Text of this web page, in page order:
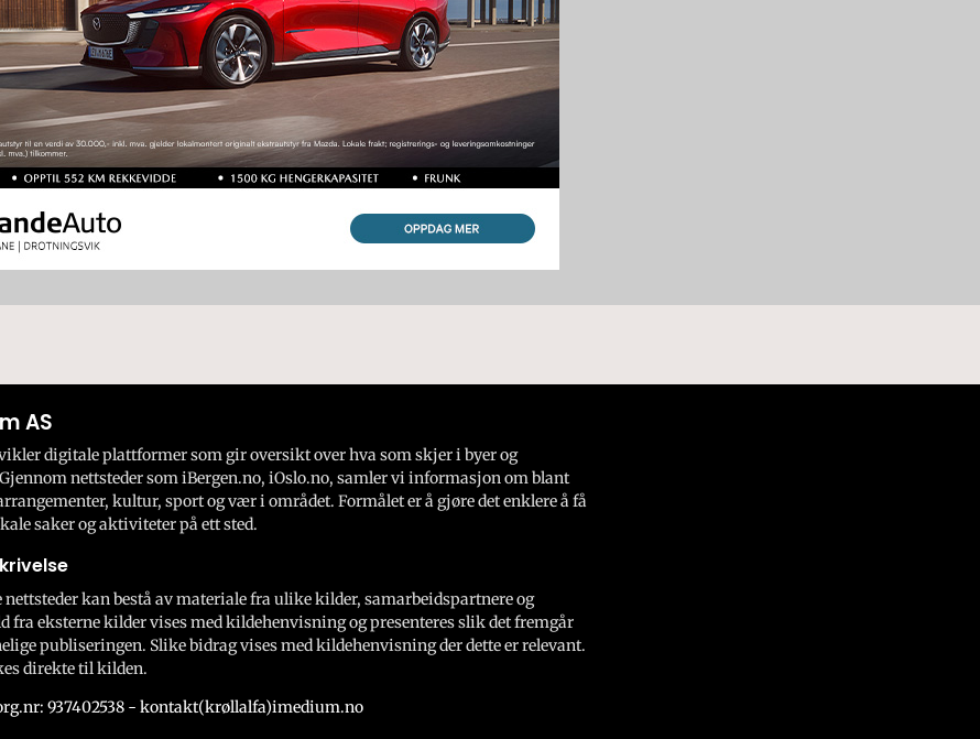
AS
digitale plattformer som gir oversikt over hva som skjer i byer og
nettsteder som iBergen.no, iOslo.no, samler vi informasjon om blant
kultur, sport og vær i området. Formålet er å gjøre det enklere å få
saker og aktiviteter på ett sted.
kan bestå av materiale fra ulike kilder, samarbeidspartnere og
fra eksterne kilder vises med kildehenvisning og presenteres slik det fremgår
publiseringen. Slike bidrag vises med kildehenvisning der dette er relevant.
direkte til kilden.
937402538 - kontakt(krøllalfa)imedium.no